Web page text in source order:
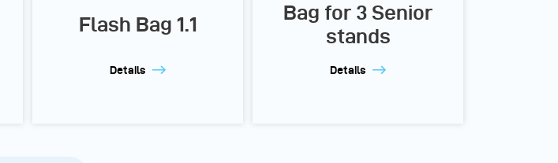
Flash Bag 1.1
Details
Bag for 3 Senior
stands
Details